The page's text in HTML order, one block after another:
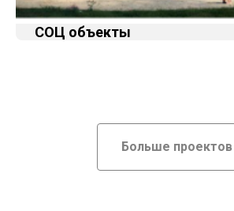
СОЦ объекты
Больше проектов